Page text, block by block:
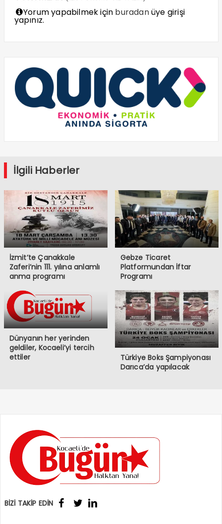
Yorum yapabilmek için buradanüye girişi
yapınız.
İlgili Haberler
İzmit’te Çanakkale
Zaferi’nin 111. yılına anlamlı
anma programı
Gebze Ticaret
Platformundan İftar
Programı
Dünyanın her yerinden
geldiler, Kocaeli’yi tercih
ettiler
Türkiye Boks Şampiyonası
Darıca’da yapılacak
BİZİ TAKİP EDİN